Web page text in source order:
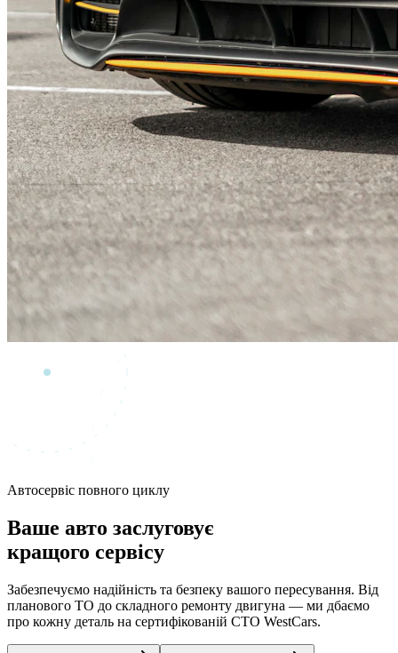
Автосервіс повного циклу
Ваше авто заслуговує
кращого сервісу
Забезпечуємо надійність та безпеку вашого пересування. Від
планового ТО до складного ремонту двигуна — ми дбаємо
про кожну деталь на сертифікованій СТО WestCars.